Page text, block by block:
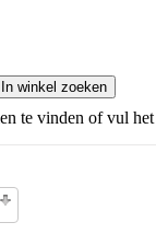
te vinden of vul